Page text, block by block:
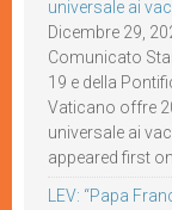
universale ai
Dicembre 29,
Comunicato
19 e della
Vaticano offre
universale ai
appeared first
LEV: “Papa